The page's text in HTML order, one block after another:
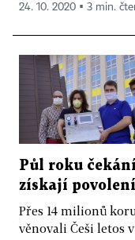
24. 10. 2020 ▪ 3 min.
Půl roku
získají
Přes 14 milionů
věnovali Češi letos